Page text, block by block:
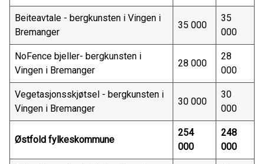
Beiteavtale - bergkunsten i Vingen i
Bremanger
35 000
35
000
NoFence bjeller- bergkunsten i
Vingen i Bremanger
28 000
28
000
Vegetasjonsskjøtsel - bergkunsten i
Vingen i Bremanger
30 000
30
000
Østfold fylkeskommune
254
000
248
000